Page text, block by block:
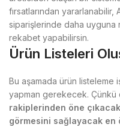
fırsatlarından yararlanabilir,
siparişlerinde daha uyguna
rekabet yapabilirsin.
Ürün Listeleri
Bu aşamada ürün
yapman gerekecek.
rakiplerinden öne
görmesini sağlayacak en